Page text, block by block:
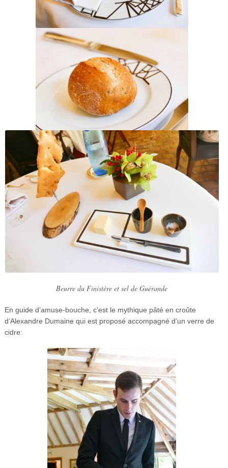
Beurre du Finistère et sel de Guérande
En guide d’amuse-bouche, c’est le mythique pâté en croûte
d’Alexandre Dumaine qui est proposé accompagné d’un verre de
cidre: